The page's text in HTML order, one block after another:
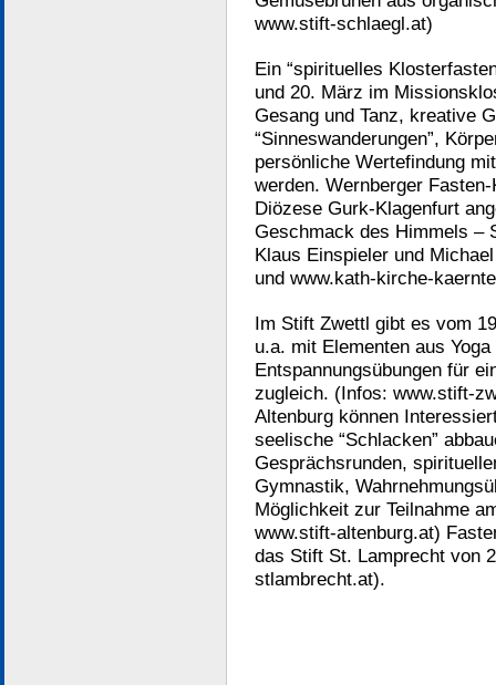
www.stift-schlaegl.at)
Ein “spirituelles
und 20. März im
Gesang und Tanz, kreative
“Sinneswanderungen”,
persönliche Wertefindung
werden. Wernberger
Diözese Gurk-Klagenfurt
Geschmack des Himmels –
Klaus Einspieler und
und www.kath-kirche-
Im Stift Zwettl gibt es vom
u.a. mit Elementen aus
Entspannungsübungen für
zugleich. (Infos: www.stift-
Altenburg können
seelische “Schlacken”
Gesprächsrunden,
Gymnastik,
Möglichkeit zur Teilnahme
www.stift-altenburg.at)
das Stift St. Lamprecht von
stlambrecht.at).